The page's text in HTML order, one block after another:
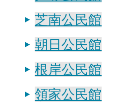
芝南公民館
朝日公民館
根岸公民館
領家公民館